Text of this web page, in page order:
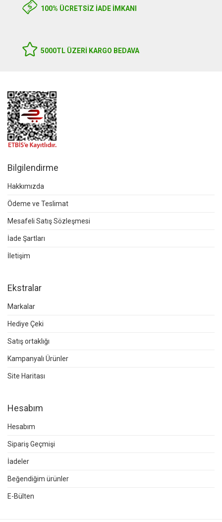
100% ÜCRETSİZ İADE İMKANI
5000TL ÜZERI KARGO BEDAVA
Bilgilendirme
Hakkımızda
Ödeme ve Teslimat
Mesafeli Satış Sözleşmesi
İade Şartları
İletişim
Ekstralar
Markalar
Hediye Çeki
Satış ortaklığı
Kampanyalı Ürünler
Site Haritası
Hesabım
Hesabım
Sipariş Geçmişi
İadeler
Beğendiğim ürünler
E-Bülten